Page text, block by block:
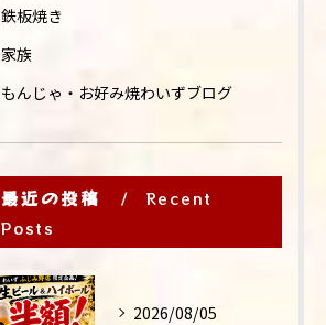
鉄板焼き
家族
もんじゃ・お好み焼わいずブログ
最近の投稿
Recent
Posts
2026/08/05